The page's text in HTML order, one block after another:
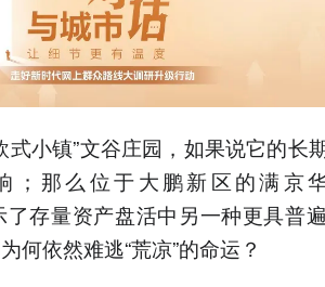
式小镇”文谷庄园，如果说它的长
；那么位于大鹏新区的满京
存量资产盘活中另一种更具普
何依然难逃“荒凉”的命运？